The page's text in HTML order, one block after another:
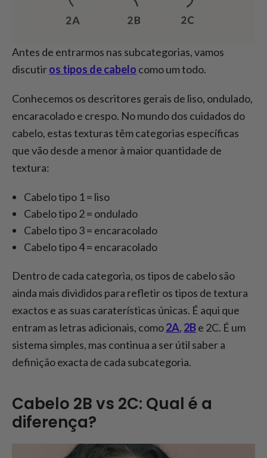
Antes de entrarmos nas subcategorias, vamos
discutiros tipos de cabelo como um todo.
Conhecemos os descritores gerais de liso, ondulado,
encaracolado e crespo. No mundo dos cuidados do
cabelo, estas texturas têm categorias específicas
que vão desde a menor à maior quantidade de
textura:
Cabelo tipo 1 = liso
Cabelo tipo 2 = ondulado
Cabelo tipo 3 = encaracolado
Cabelo tipo 4 = encaracolado
Dentro de cada categoria, os tipos de cabelo são
ainda mais divididos para refletir os tipos de textura
exactos e as suas caraterísticas únicas. É aqui que
entram as letras adicionais, como2A, 2Be 2C. É um
sistema simples, mas continua a ser útil saber a
definição exacta de cada subcategoria.
Cabelo 2B vs 2C: Qual é a
diferença?